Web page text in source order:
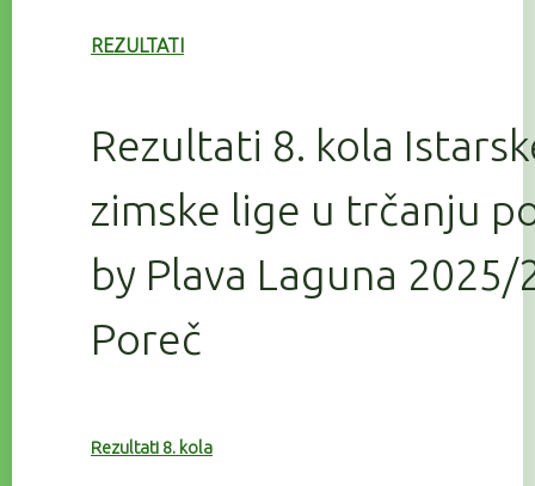
REZULTATI
Rezultati 8. kola
zimske lige u trčanju
by Plava Laguna 2025/
Poreč
Rezultati 8. kola